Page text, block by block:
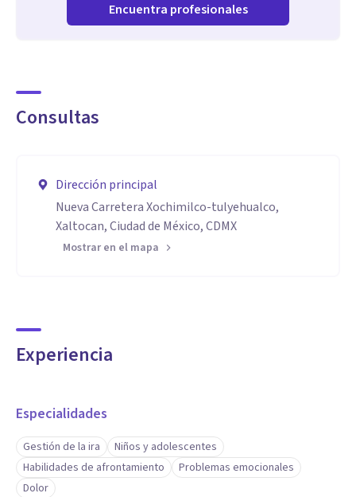
Encuentra profesionales
Consultas
Dirección principal
Nueva Carretera Xochimilco-tulyehualco,
Xaltocan, Ciudad de México, CDMX
Mostrar en el mapa
Experiencia
Especialidades
Gestión de la ira
Niños y adolescentes
Habilidades de afrontamiento
Problemas emocionales
Dolor